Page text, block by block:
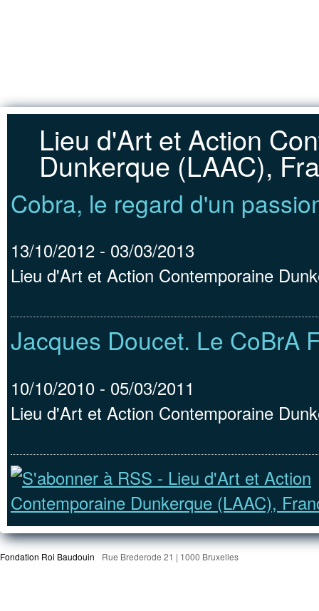
Lieu d'Art et Action
Dunkerque (LAAC),
Cobra, le regard d'un
13/10/2012 - 03/03/2013
Lieu d'Art et Action Contemporaine
Jacques Doucet. Le CoBrA
10/10/2010 - 05/03/2011
Lieu d'Art et Action Contemporaine
Fondation Roi Baudouin Rue Brederode 21 | 1000 Bruxelles